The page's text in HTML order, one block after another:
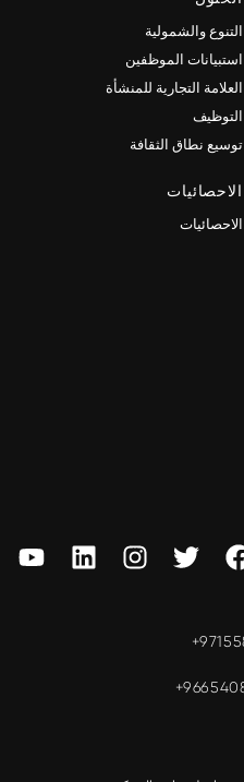
التنوع والشمولية
استبيانات الموظفين
العلامة التجارية للمنشأة
التوظيف
توسيع نطاق الثقافة
الاحصائيات
الاحصائيات